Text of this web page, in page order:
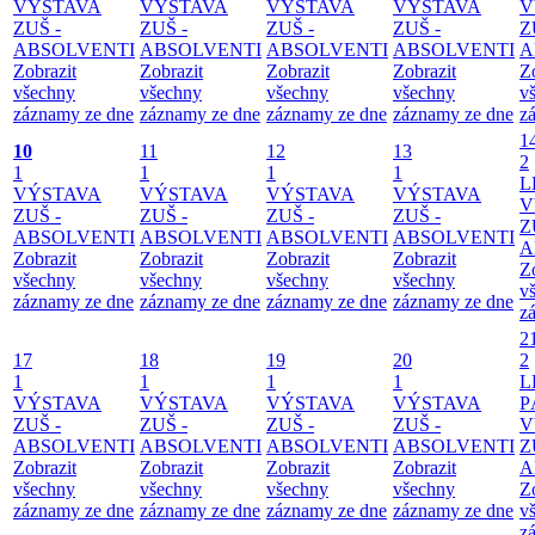
VÝSTAVA
ZUŠ -
ABSOLVENTI
Zobrazit
všechny
záznamy ze dne
VÝSTAVA
ZUŠ -
ABSOLVENTI
Zobrazit
všechny
záznamy ze dne
VÝSTAVA
ZUŠ -
ABSOLVENTI
Zobrazit
všechny
záznamy ze dne
VÝSTAVA
ZUŠ -
ABSOLVENTI
Zobrazit
všechny
záznamy ze dne
10
1
VÝSTAVA
ZUŠ -
ABSOLVENTI
Zobrazit
všechny
záznamy ze dne
11
1
VÝSTAVA
ZUŠ -
ABSOLVENTI
Zobrazit
všechny
záznamy ze dne
12
1
VÝSTAVA
ZUŠ -
ABSOLVENTI
Zobrazit
všechny
záznamy ze dne
13
1
VÝSTAVA
ZUŠ -
ABSOLVENTI
Zobrazit
všechny
záznamy ze dne
2
17
1
VÝSTAVA
ZUŠ -
ABSOLVENTI
Zobrazit
všechny
záznamy ze dne
18
1
VÝSTAVA
ZUŠ -
ABSOLVENTI
Zobrazit
všechny
záznamy ze dne
19
1
VÝSTAVA
ZUŠ -
ABSOLVENTI
Zobrazit
všechny
záznamy ze dne
20
1
VÝSTAVA
ZUŠ -
ABSOLVENTI
Zobrazit
všechny
záznamy ze dne
2